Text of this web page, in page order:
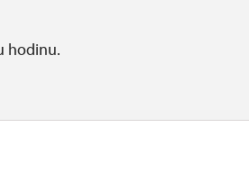
hodinu.